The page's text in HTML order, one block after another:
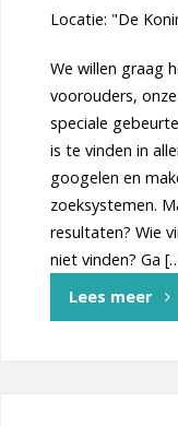
van
Locatie: "De
We willen graag
voorouders,
speciale
is te vinden in
googelen en
zoeksystemen.
resultaten? Wie
niet vinden? Ga
Lees meer